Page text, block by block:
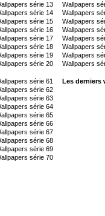
série 13
série 14
série 15
série 16
série 17
série 18
série 19
série 20
Wallpapers
Wallpapers
Wallpapers
Wallpapers
Wallpapers
Wallpapers
Wallpapers
Wallpapers
série 61
série 62
série 63
série 64
série 65
série 66
série 67
série 68
série 69
série 70
Les derniers